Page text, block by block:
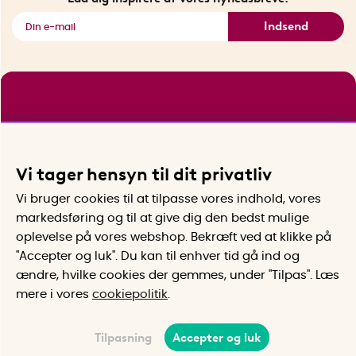
Indsend
Vi tager hensyn til dit privatliv
Vi bruger cookies til at tilpasse vores indhold, vores
markedsføring og til at give dig den bedst mulige
oplevelse på vores webshop. Bekræft ved at klikke på
"Accepter og luk". Du kan til enhver tid gå ind og
ændre, hvilke cookies der gemmes, under "Tilpas". Læs
mere i vores cookiepolitik
Tilpasning Accepter og luk